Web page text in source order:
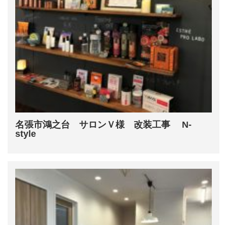
名張市鴻之台 サロンＶ様 改装工事 N-
style